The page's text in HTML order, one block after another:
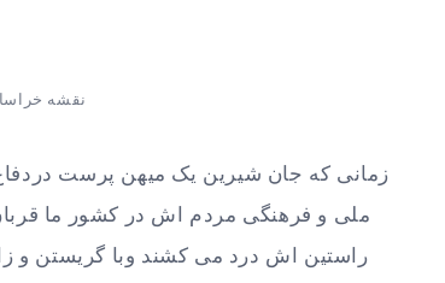
نقشه
زمانی که جان شیرین یک میهن پرست
ملی و فرهنگی مردم اش در کشور ما
راستین اش درد می کشند وبا گریستن و